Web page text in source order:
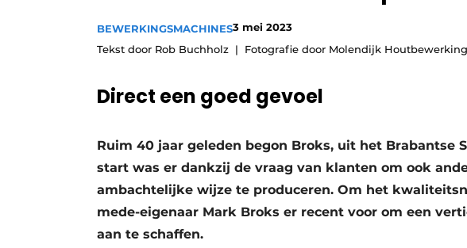
Video’s
BEWERKINGSMACHINES3 mei 2023
Tekst door Rob Buchholz
Fotografie door Molendijk
Direct een goed gevoel
Ruim 40 jaar geleden begon Broks, uit het Brabantse
start was er dankzij de vraag van klanten om ook
ambachtelijke wijze te produceren. Om het
mede-eigenaar Mark Broks er recent voor om een
aan te schaffen.